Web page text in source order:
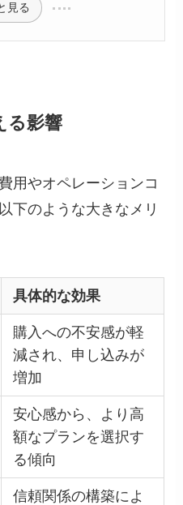
見る
る影響
用やオペレーションコ
下のような大きなメリ
具体的な効果
購入への不安感が軽
減され、申し込みが
増加
安心感から、より高
額なプランを選択す
る傾向
信頼関係の構築によ